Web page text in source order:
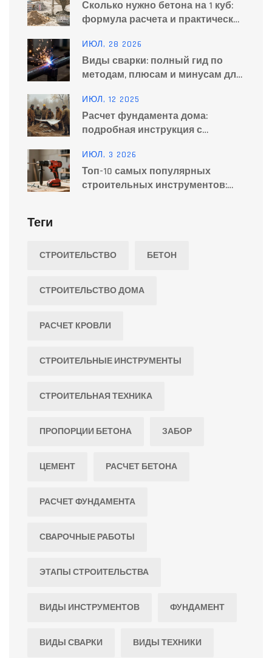
Сколько нужно бетона на 1 куб:
формула расчета и практические
ИЮЛ, 28 2026
Виды сварки: полный гид по
методам, плюсам и минусам для
ИЮЛ, 12 2025
Расчет фундамента дома:
подробная инструкция с
ИЮЛ, 3 2026
Топ-10 самых популярных
строительных инструментов:
Теги
СТРОИТЕЛЬСТВО БЕТОН
СТРОИТЕЛЬСТВО ДОМА
РАСЧЕТ КРОВЛИ
СТРОИТЕЛЬНЫЕ ИНСТРУМЕНТЫ
СТРОИТЕЛЬНАЯ ТЕХНИКА
ПРОПОРЦИИ БЕТОНА ЗАБОР
ЦЕМЕНТ РАСЧЕТ БЕТОНА
РАСЧЕТ ФУНДАМЕНТА
СВАРОЧНЫЕ РАБОТЫ
ЭТАПЫ СТРОИТЕЛЬСТВА
ВИДЫ ИНСТРУМЕНТОВ ФУНДАМЕНТ
ВИДЫ СВАРКИ ВИДЫ ТЕХНИКИ